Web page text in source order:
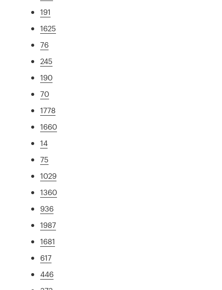
191
1625
76
245
190
70
1778
1660
14
75
1029
1360
936
1987
1681
617
446